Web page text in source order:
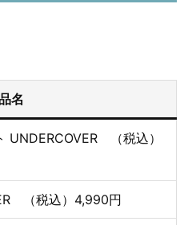
名
UNDERCOVER （税込）
（税込）4,990円